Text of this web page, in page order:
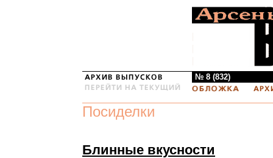
№ 8 (832)
Посиделки
Блинные вкусности